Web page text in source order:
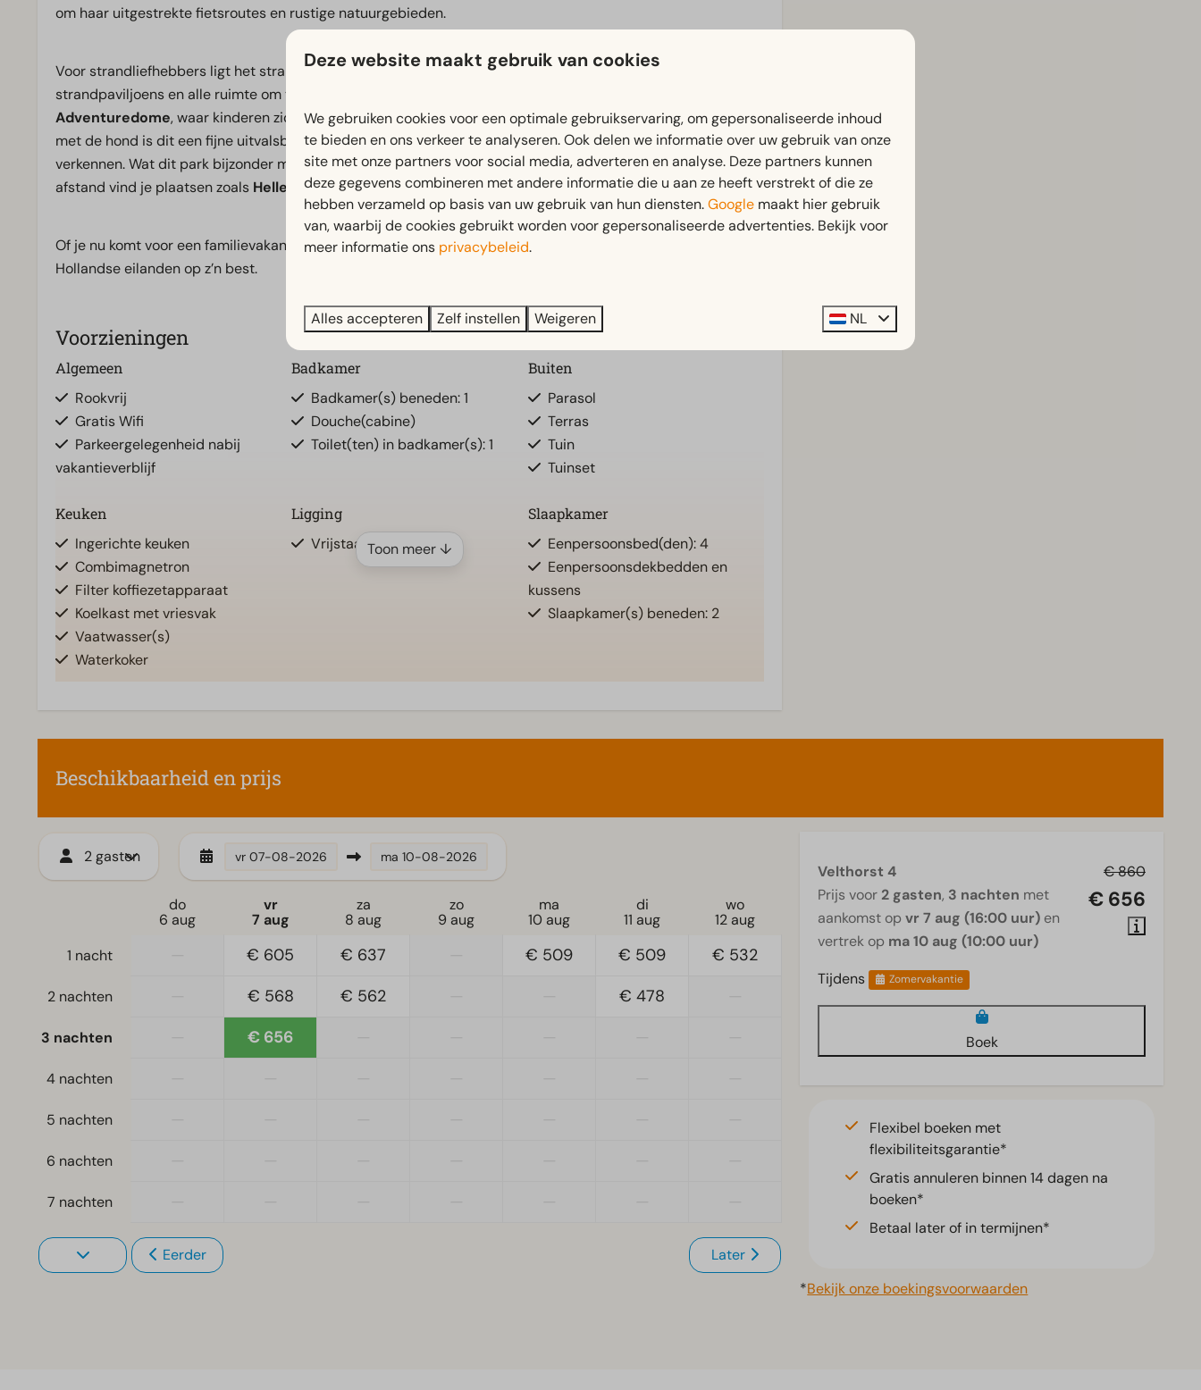
om haar uitgestrekte fietsroutes en rustige natuurgebieden.
Voor strandliefhebbers ligt het strand van Rockanje op korte afstand. Hier geniet je van brede stranden,
strandpaviljoens en alle ruimte om te ontspannen. Op het park zelf vind je de grote indoorspeeltuin
Adventuredome, waar kinderen zich urenlang kunnen vermaken, ongeacht het weer. Ook voor een verblijf
met de hond is dit een fijne uitvalsbasis, met volop mogelijkheden om samen de natuur en kust te
verkennen. Wat dit park bijzonder maakt, is de combinatie van rust, strand en bereikbaarheid. Binnen korte
afstand vind je plaatsen zoals Hellevoetsluis, terwijl je toch verblijft in een rustige, groene omgeving.
Of je nu komt voor een familievakantie of een ontspannen verblijf aan de kust, hier beleef je de Zuid-
Hollandse eilanden op z’n best.
Voorzieningen
Algemeen
Rookvrij
Gratis Wifi
Parkeergelegenheid nabij
vakantieverblijf
Badkamer
Badkamer(s) beneden: 1
Douche(cabine)
Toilet(ten) in badkamer(s): 1
Buiten
Parasol
Terras
Tuin
Tuinset
Keuken
Ingerichte keuken
Combimagnetron
Filter koffiezetapparaat
Koelkast met vriesvak
Vaatwasser(s)
Waterkoker
Ligging
Vrijstaand
Slaapkamer
Eenpersoonsbed(den): 4
Eenpersoonsdekbedden en
kussens
Slaapkamer(s) beneden: 2
Gelijkvloers
Televisie
Toon meer ↓
Beschikbaarheid en prijs
2 gasten vr 07-08-2026 ma 10-08-2026
do
6 aug
vr
7 aug
za
8 aug
zo
9 aug
ma
10 aug
di
11 aug
wo
12 aug
1 nacht
€ 605 € 637 € 509 € 509 € 532
2 nachten € 568 € 562 € 478
3 nachten € 656
4 nachten
5 nachten
6 nachten
7 nachten
Eerder Later
€ 860
€ 656
Velthorst 4
Prijs voor 2 gasten, 3 nachten met
aankomst opvr 7 aug (16:00 uur) en
vertrek op ma 10 aug (10:00 uur)
Tijdens
Zomervakantie
Boek
Flexibel boeken met
flexibiliteitsgarantie*
Gratis annuleren binnen 14 dagen na
boeken*
Betaal later of in termijnen*
*Bekijk onze boekingsvoorwaarden
Deze website maakt gebruik van cookies
We gebruiken cookies voor een optimale gebruikservaring, om gepersonaliseerde inhoud
te bieden en ons verkeer te analyseren. Ook delen we informatie over uw gebruik van onze
site met onze partners voor social media, adverteren en analyse. Deze partners kunnen
deze gegevens combineren met andere informatie die u aan ze heeft verstrekt of die ze
hebben verzameld op basis van uw gebruik van hun diensten.Google maakt hier gebruik
van, waarbij de cookies gebruikt worden voor gepersonaliseerde advertenties. Bekijk voor
meer informatie ons privacybeleid.
Alles accepteren Zelf instellen Weigeren NL